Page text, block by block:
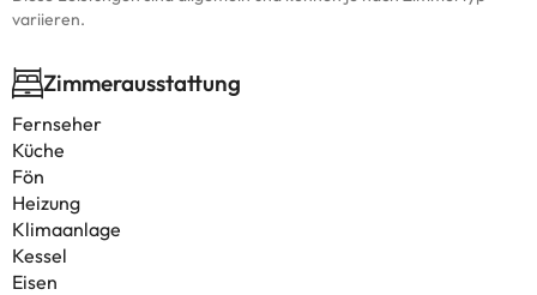
variieren.
Zimmerausstattung
Fernseher
Küche
Fön
Heizung
Klimaanlage
Kessel
Eisen